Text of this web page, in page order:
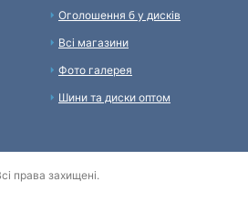
Оголошення б у дисків
Всі магазини
Фото галерея
Шини та диски оптом
права захищені.